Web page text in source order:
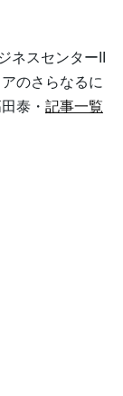
スセンターII
のさらなるに
泰・ 記事一覧